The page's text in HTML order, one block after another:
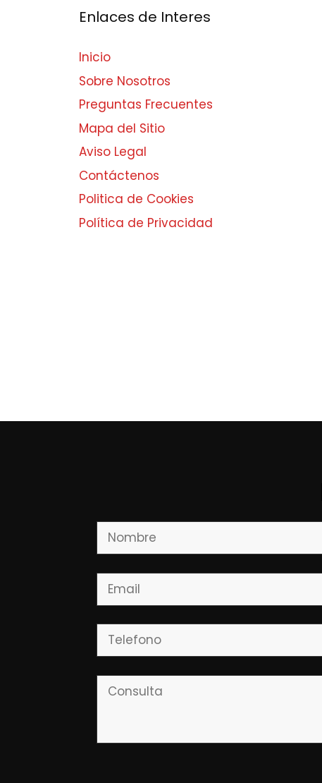
Enlaces de Interes
Inicio
Sobre Nosotros
Preguntas Frecuentes
Mapa del Sitio
Aviso Legal
Contáctenos
Politica de Cookies
Política de Privacidad